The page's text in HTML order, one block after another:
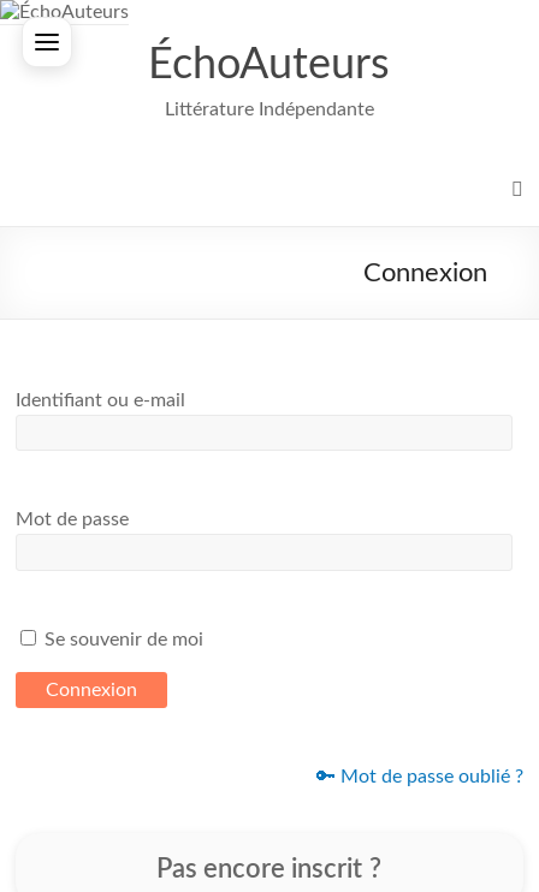
Aller
ÉchoAuteurs
Littérature Indépendante
Connexion
Identifiant ou e-mail
Mot de passe
Se souvenir de moi
🔑 Mot de passe oublié ?
Pas encore inscrit ?